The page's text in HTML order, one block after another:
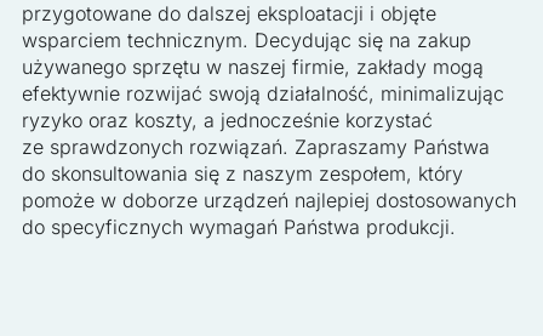
przygotowane do dalszej eksploatacji i objęte
wsparciem technicznym. Decydując się na zakup
używanego sprzętu w naszej firmie, zakłady mogą
efektywnie rozwijać swoją działalność, minimalizując
ryzyko oraz koszty, a jednocześnie korzystać
ze sprawdzonych rozwiązań. Zapraszamy Państwa
do skonsultowania się z naszym zespołem, który
pomoże w doborze urządzeń najlepiej dostosowanych
do specyficznych wymagań Państwa produkcji.